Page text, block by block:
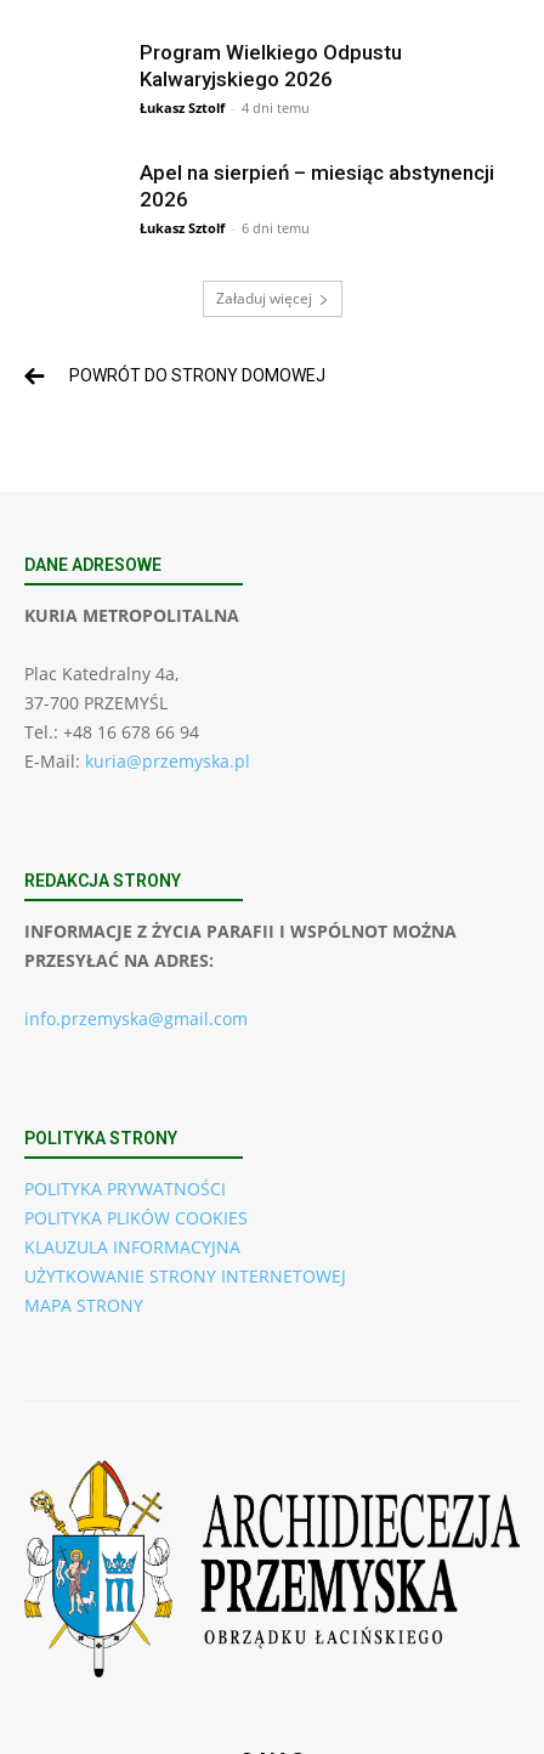
Program Wielkiego Odpustu
Kalwaryjskiego 2026
Łukasz Sztolf - 4 dni temu
Apel na sierpień – miesiąc abstynencji
2026
Łukasz Sztolf - 6 dni temu
Załaduj więcej
POWRÓT DO STRONY DOMOWEJ
DANE ADRESOWE
KURIA METROPOLITALNA
Plac Katedralny 4a,
37-700 PRZEMYŚL
Tel.: +48 16 678 66 94
E-Mail: kuria@przemyska.pl
REDAKCJA STRONY
INFORMACJE Z ŻYCIA PARAFII I WSPÓLNOT MOŻNA
PRZESYŁAĆ NA ADRES:
info.przemyska@gmail.com
POLITYKA STRONY
POLITYKA PRYWATNOŚCI
POLITYKA PLIKÓW COOKIES
KLAUZULA INFORMACYJNA
UŻYTKOWANIE STRONY INTERNETOWEJ
MAPA STRONY